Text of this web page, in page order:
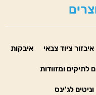
איבזור ציוד צבאי איבקות
לתיקים ומזוודות
לג'ינס